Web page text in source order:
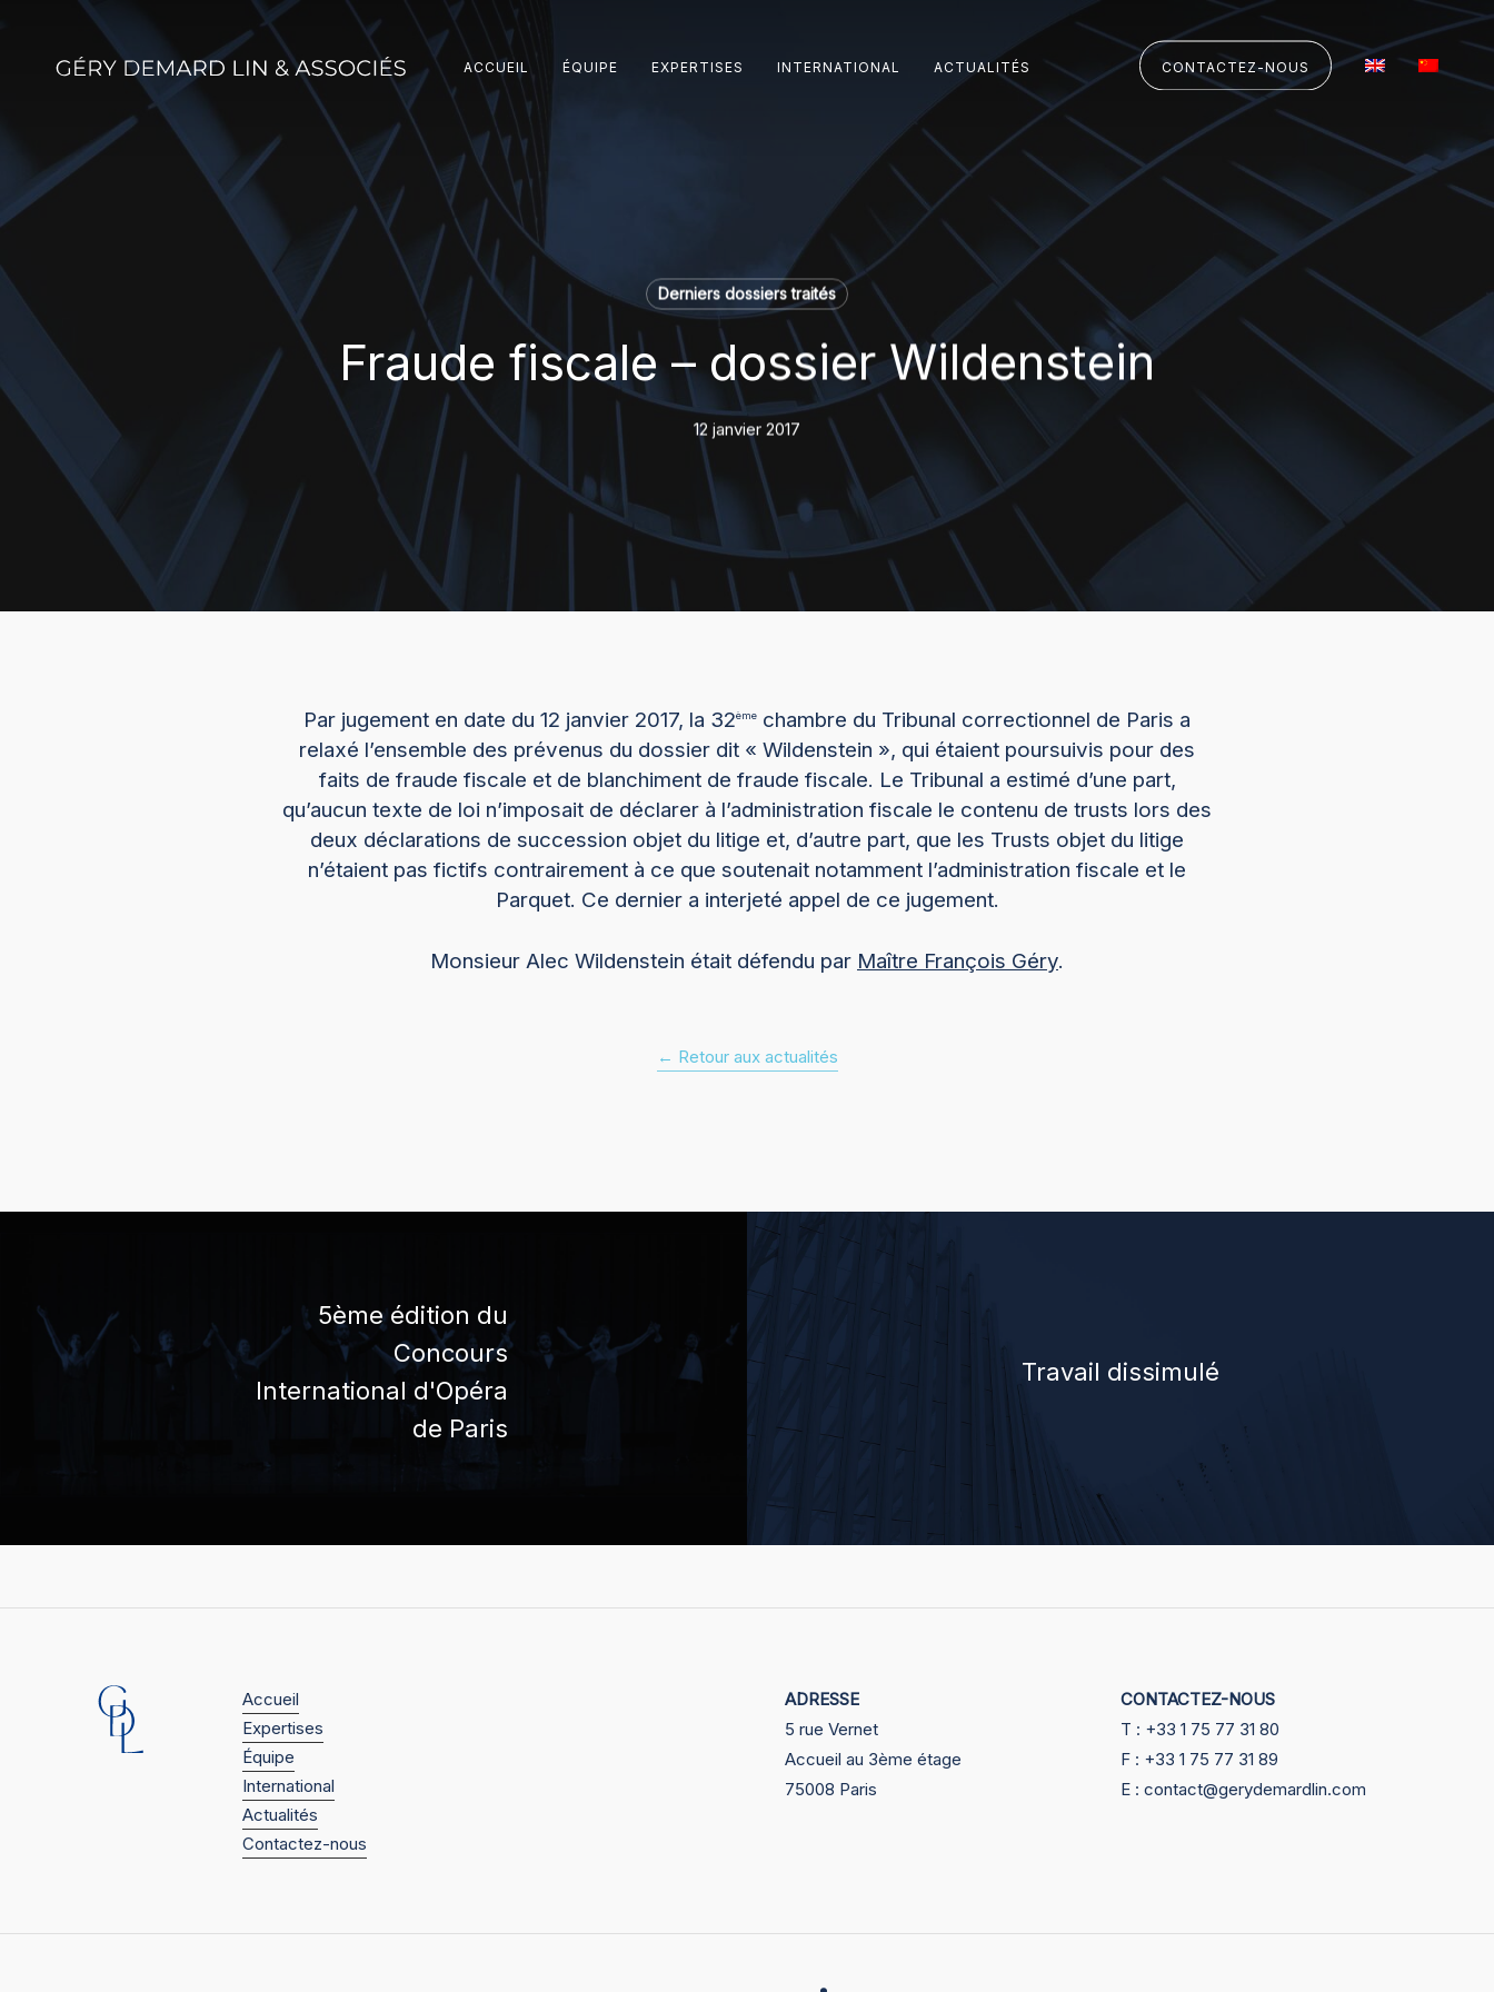
ACCUEIL ÉQUIPE EXPERTISES INTERNATIONAL ACTUALITÉS CONTACTEZ-NOUS
Derniers dossiers traités
Fraude fiscale – dossier Wildenstein
12 janvier 2017
Par jugement en date du 12 janvier 2017, la 32ème chambre du Tribunal correctionnel de Paris a
relaxé l’ensemble des prévenus du dossier dit « Wildenstein », qui étaient poursuivis pour des
faits de fraude fiscale et de blanchiment de fraude fiscale. Le Tribunal a estimé d’une part,
qu’aucun texte de loi n’imposait de déclarer à l’administration fiscale le contenu de trusts lors des
deux déclarations de succession objet du litige et, d’autre part, que les Trusts objet du litige
n’étaient pas fictifs contrairement à ce que soutenait notamment l’administration fiscale et le
Parquet. Ce dernier a interjeté appel de ce jugement.
Monsieur Alec Wildenstein était défendu par Maître François Géry.
← Retour aux actualités
5ème édition du
Concours
International d'Opéra
de Paris
Travail dissimulé
Accueil
Expertises
Équipe
International
Actualités
Contactez-nous
ADRESSE
5 rue Vernet
Accueil au 3ème étage
75008 Paris
CONTACTEZ-NOUS
T : +33 1 75 77 31 80
F : +33 1 75 77 31 89
E : contact@gerydemardlin.com